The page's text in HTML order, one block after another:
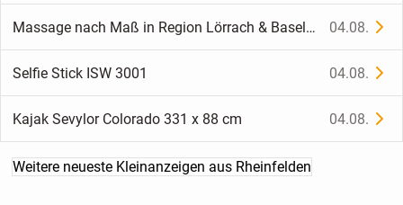
Massage nach Maß in Region Lörrach & Basel – bequem
04.08.
Selfie Stick ISW 3001 04.08.
Kajak Sevylor Colorado 331 x 88 cm 04.08.
Weitere neueste Kleinanzeigen aus Rheinfelden